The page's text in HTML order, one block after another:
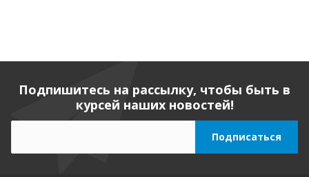
Подпишитесь на рассылку, чтобы быть в
курсей наших новостей!